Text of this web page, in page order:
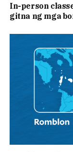
In-person
gitna ng mga